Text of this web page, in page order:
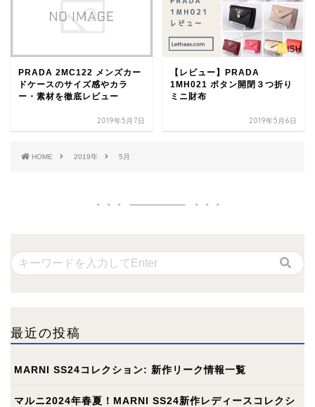
PRADA 2MC122 メンズカー
ドケースのサイズ感やカラ
ー・素材を徹底レビュー
2019年5月7日
【レビュー】PRADA
1MH021 ボタン開閉３つ折り
ミニ財布
2019年5月6日
HOME 2019年 5月
最近の投稿
MARNI SS24コレクション: 新作リーク情報一覧
マルニ2024年春夏！MARNI SS24新作レディースコレクシ